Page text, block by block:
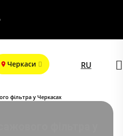
Черкаси RU
фільтра у Черкасах